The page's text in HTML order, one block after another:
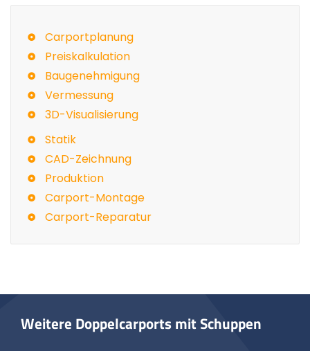
Carportplanung
Preiskalkulation
Baugenehmigung
Vermessung
3D-Visualisierung
Statik
CAD-Zeichnung
Produktion
Carport-Montage
Carport-Reparatur
Weitere Doppelcarports mit Schuppen